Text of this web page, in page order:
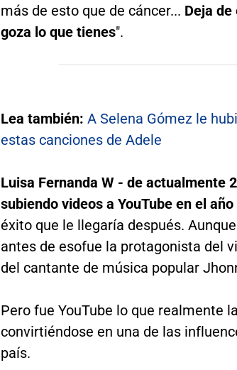
más de esto que de cáncer... Deja
goza lo que tienes".
Lea también: A Selena Gómez le
estas canciones de Adele
Luisa Fernanda W - de actualmente
subiendo videos a YouTube en el
éxito que le llegaría después.
antes de esofue la protagonista del
del cantante de música popular
Pero fue YouTube lo que realmente
convirtiéndose en una de las
país.